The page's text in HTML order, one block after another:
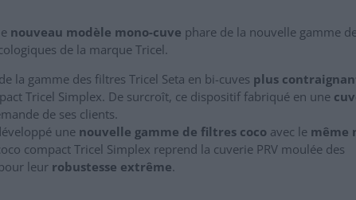
nouveau modèle mono-cuve phare de la nouvelle gamme
de la marque Tricel.
la gamme des filtres Tricel Seta en bi-cuves plus
Tricel Simplex. De surcroît, ce dispositif fabriqué en une
de ses clients.
une nouvelle gamme de filtres cocoavec le même
compact Tricel Simplex reprend la cuverie PRV moulée des
leurrobustesse extrême.